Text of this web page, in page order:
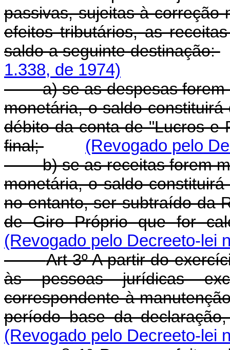
passivas, sujeitas à correção
efeitos tributários, as
saldo a seguinte destinação:
1.338, de 1974)
a) se as despesas forem
monetária, o saldo
débito da conta de "Lucros e
final;
(Revogado pelo
b) se as receitas forem
monetária, o saldo
no entanto, ser subtraído da
de Giro Próprio que for
(Revogado pelo Decreeto-lei
Art 3º A partir do
às pessoas jurídicas
correspondente à
período base da
(Revogado pelo Decreeto-lei